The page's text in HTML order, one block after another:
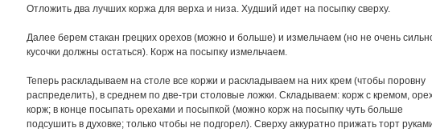
Отложить два лучших коржа для верха и низа. Худший идет на посыпку сверху.
Далее берем стакан грецких орехов (можно и больше) и измельчаем (но не очень
кусочки должны остаться). Корж на посыпку измельчаем.
Теперь раскладываем на столе все коржи и раскладываем на них крем (чтобы поровну
распределить), в среднем по две-три столовые ложки. Складываем: корж с кремом,
корж; в конце посыпать орехами и посыпкой (можно корж на посыпку чуть больше
подсушить в духовке; только чтобы не подгорел). Сверху аккуратно прижать торт